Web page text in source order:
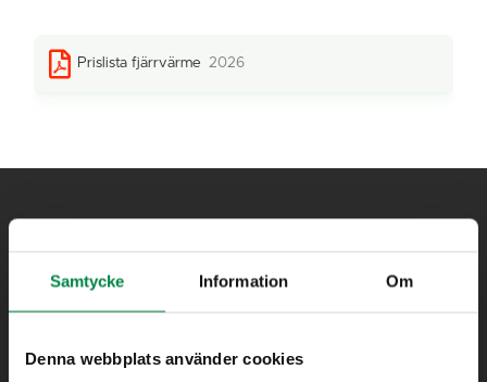
Samtycke Information Om
Denna webbplats använder cookies
Prislista fjärrvärme 2026